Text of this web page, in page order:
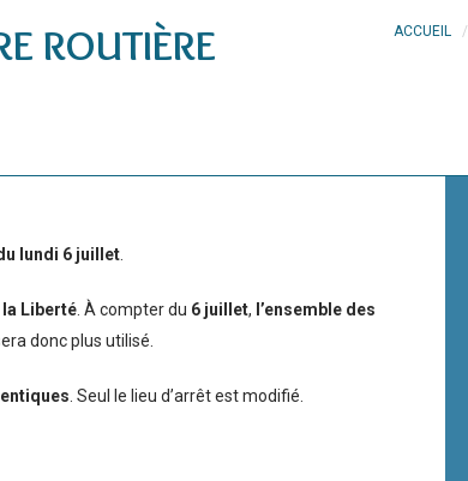
ROUTIÈRE
ACCUEIL
lundi 6 juillet
Liberté . À compter du 6 juillet, l’ensemble des
donc plus utilisé.
. Seul le lieu d’arrêt est modifié.